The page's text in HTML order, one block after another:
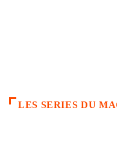
LES SERIES DU